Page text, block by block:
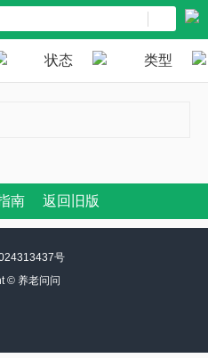
状态 类型
南 返回旧版
号
© 养老问问